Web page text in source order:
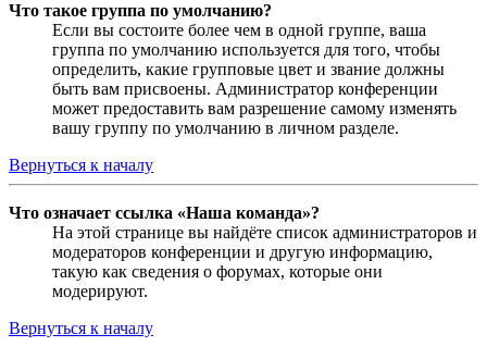
Что такое группа по умолчанию?
Если вы состоите более чем в одной группе, ваша
группа по умолчанию используется для того, чтобы
определить, какие групповые цвет и звание должны
быть вам присвоены. Администратор конференции
может предоставить вам разрешение самому изменять
вашу группу по умолчанию в личном разделе.
Вернуться к началу
Что означает ссылка «Наша команда»?
На этой странице вы найдёте список администраторов и
модераторов конференции и другую информацию,
такую как сведения о форумах, которые они
модерируют.
Вернуться к началу